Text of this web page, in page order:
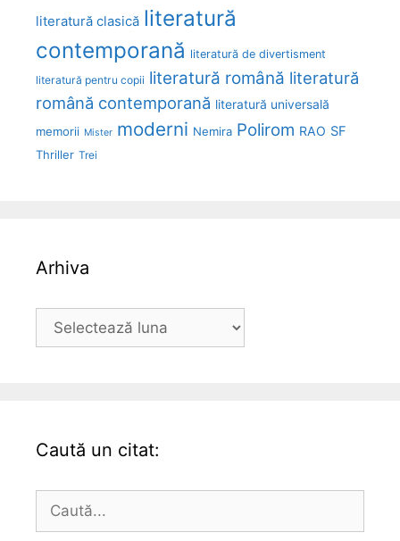
literatură clasică literatură
contemporană literatură de divertisment
literatură pentru copii literatură română literatură
română contemporană literatură universală
memorii Mister moderni Nemira Polirom RAO SF
Thriller Trei
Arhiva
Arhiva
Caută un citat:
Caută